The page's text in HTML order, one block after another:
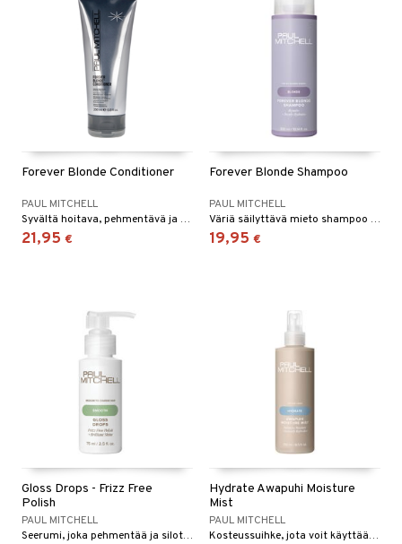
Forever Blonde Conditioner
PAUL MITCHELL
Syvältä hoitava, pehmentävä ja väriä ylläpitävä hoitoaine vaaleille hiuksille.
21,95 €
Forever Blonde Shampoo
PAUL MITCHELL
Väriä säilyttävä mieto shampoo vaaleille hiuksille.
19,95 €
Gloss Drops - Frizz Free
Polish
PAUL MITCHELL
Seerumi, joka pehmentää ja silottaa hiusta ja antaa kiiltävän lopputuloksen.
Hydrate Awapuhi Moisture
Mist
PAUL MITCHELL
Kosteussuihke, jota voit käyttää hiusten ja ihon kosteuttamiseksi.